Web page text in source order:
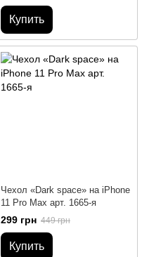
Купить
Чехол «Dark space» на iPhone
11 Pro Max арт. 1665-я
299 грн 449 грн
Купить